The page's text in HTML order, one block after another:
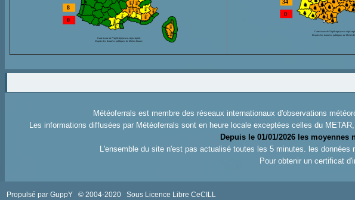
Météoferrals est membre des réseaux internationaux d'observations
Les informations diffusées par Météoferrals sont en heure locale exceptées celles du
Depuis le 01/01/2026 les moyennes
L'ensemble du site n'est pas actualisé toutes les 5 minutes. les
Pour obtenir un certificat
Propulsé par GuppY © 2004-2020 Sous Licence Libre CeCILL